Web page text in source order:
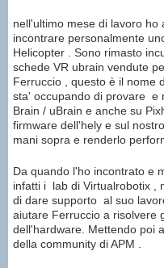
nell'ultimo mese di lavoro
incontrare personalmente
Helicopter . Sono rimasto
schede VR ubrain vendute
Ferruccio , questo è il nome
sta' occupando di provare e
Brain / uBrain e anche su
firmware dell'hely e sul
mani sopra e renderlo
Da quando l'ho incontrato e
infatti i lab di Virtualrobotix ,
di dare supporto al suo
aiutare Ferruccio a risolvere
dell'hardware. Mettendo poi
della community di APM .